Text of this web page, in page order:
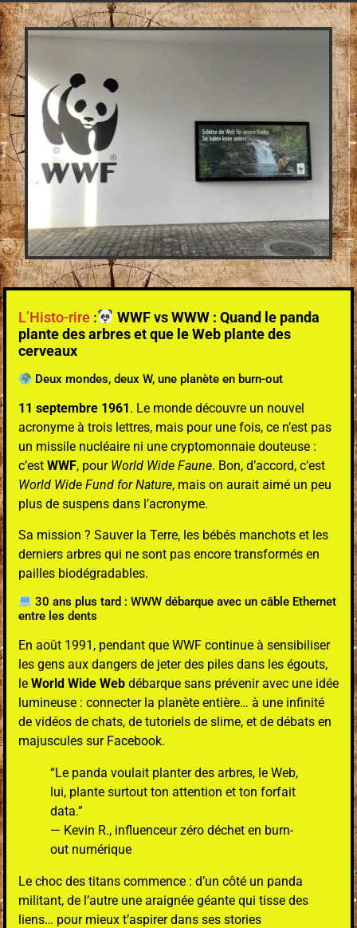
L’Histo-rire :
WWF vs WWW : Quand le panda
plante des arbres et que le Web plante des
cerveaux
Deux mondes, deux W, une planète en burn-out
11 septembre 1961 . Le monde découvre un nouvel
acronyme à trois lettres, mais pour une fois, ce n’est pas
un missile nucléaire ni une cryptomonnaie douteuse :
c’est WWF, pour World Wide Faune. Bon, d’accord, c’est
World Wide Fund for Nature, mais on aurait aimé un peu
plus de suspens dans l’acronyme.
Sa mission ? Sauver la Terre, les bébés manchots et les
derniers arbres qui ne sont pas encore transformés en
pailles biodégradables.
30 ans plus tard : WWW débarque avec un câble Ethernet
entre les dents
En août 1991, pendant que WWF continue à sensibiliser
les gens aux dangers de jeter des piles dans les égouts,
le World Wide Web débarque sans prévenir avec une idée
lumineuse : connecter la planète entière… à une infinité
de vidéos de chats, de tutoriels de slime, et de débats en
majuscules sur Facebook.
“Le panda voulait planter des arbres, le Web,
lui, plante surtout ton attention et ton forfait
data.”
— Kevin R., influenceur zéro déchet en burn-
out numérique
Le choc des titans commence : d’un côté un panda
militant, de l’autre une araignée géante qui tisse des
liens… pour mieux t’aspirer dans ses stories